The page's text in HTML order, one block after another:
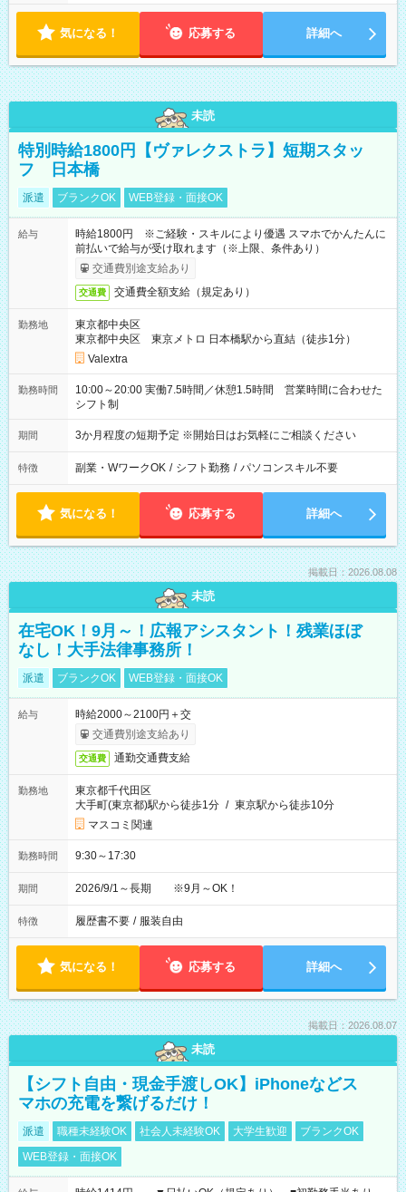
気になる！ 応募する 詳細へ
未読
特別時給1800円【ヴァレクストラ】短期スタッ
フ 日本橋
派遣 ブランクOK WEB登録・面接OK
給与
時給1800円 ※ご経験・スキルにより優遇 スマホでかんたんに
前払いで給与が受け取れます（※上限、条件あり）
交通費別途支給あり
交通費 交通費全額支給（規定あり）
勤務地
東京都中央区
東京都中央区 東京メトロ 日本橋駅から直結（徒歩1分）
Valextra
勤務時間
10:00～20:00 実働7.5時間／休憩1.5時間 営業時間に合わせた
シフト制
期間 3か月程度の短期予定 ※開始日はお気軽にご相談ください
特徴 副業・WワークOK / シフト勤務 / パソコンスキル不要
気になる！ 応募する 詳細へ
掲載日：2026.08.08
未読
在宅OK！9月～！広報アシスタント！残業ほぼ
なし！大手法律事務所！
派遣 ブランクOK WEB登録・面接OK
給与
時給2000～2100円＋交
交通費別途支給あり
交通費 通勤交通費支給
勤務地
東京都千代田区
大手町(東京都)駅から徒歩1分 / 東京駅から徒歩10分
マスコミ関連
勤務時間 9:30～17:30
期間 2026/9/1～長期 ※9月～OK！
特徴 履歴書不要 / 服装自由
気になる！ 応募する 詳細へ
掲載日：2026.08.07
未読
【シフト自由・現金手渡しOK】iPhoneなどス
マホの充電を繋げるだけ！
派遣 職種未経験OK 社会人未経験OK 大学生歓迎
ブランクOK
WEB登録・面接OK